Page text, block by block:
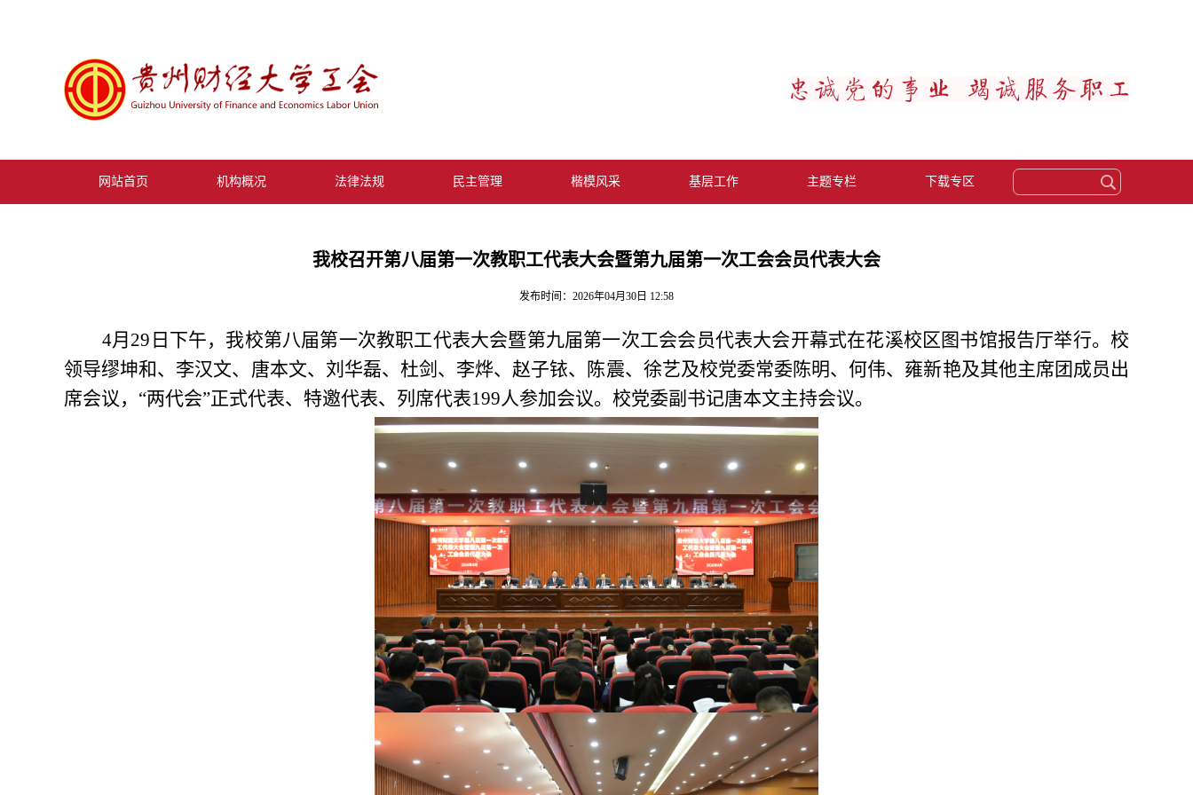
网站首页 机构概况 法律法规 民主管理 楷模风采 基层工作 主题专栏 下载专区
我校召开第八届第一次教职工代表大会暨第九届第一次工会会员代表大会
发布时间：2026年04月30日 12:58
4月29日下午，我校第八届第一次教职工代表大会暨第九届第一次工会会员代表大会开幕式在花溪校区图书馆报告厅举行。校
领导缪坤和、李汉文、唐本文、刘华磊、杜剑、李烨、赵子铱、陈震、徐艺及校党委常委陈明、何伟、雍新艳及其他主席团成员出
席会议，“两代会”正式代表、特邀代表、列席代表199人参加会议。校党委副书记唐本文主持会议。